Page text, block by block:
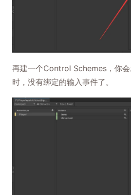
再建一个Control Schemes，你
时，没有绑定的输入事件了。